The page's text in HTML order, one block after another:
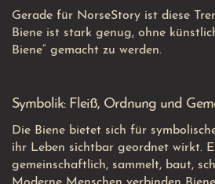
Gerade für NorseStory ist diese
Biene ist stark genug, ohne
Biene“ gemacht zu werden.
Symbolik: Fleiß, Ordnung und
Die Biene bietet sich für
ihr Leben sichtbar geordnet wirkt.
gemeinschaftlich, sammelt, baut,